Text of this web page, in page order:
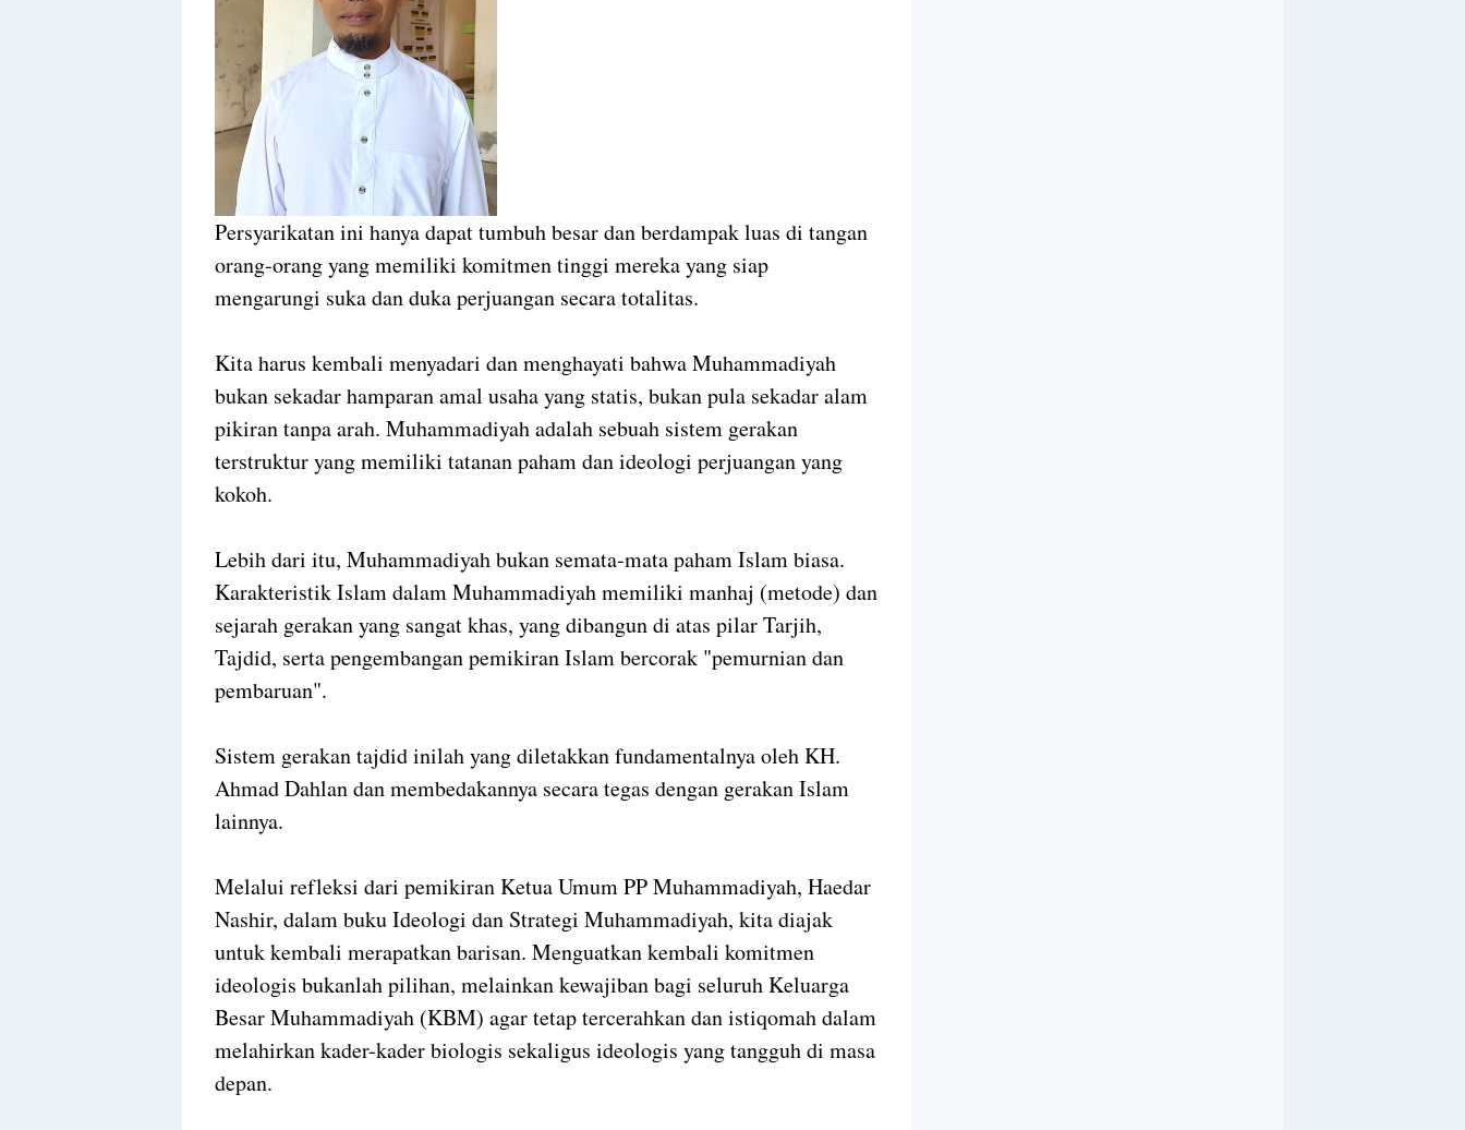
Persyarikatan ini hanya dapat tumbuh besar dan berdampak luas di tangan
orang-orang yang memiliki komitmen tinggi mereka yang siap
mengarungi suka dan duka perjuangan secara totalitas.
Kita harus kembali menyadari dan menghayati bahwa Muhammadiyah
bukan sekadar hamparan amal usaha yang statis, bukan pula sekadar alam
pikiran tanpa arah. Muhammadiyah adalah sebuah sistem gerakan
terstruktur yang memiliki tatanan paham dan ideologi perjuangan yang
kokoh.
Lebih dari itu, Muhammadiyah bukan semata-mata paham Islam biasa.
Karakteristik Islam dalam Muhammadiyah memiliki manhaj (metode) dan
sejarah gerakan yang sangat khas, yang dibangun di atas pilar Tarjih,
Tajdid, serta pengembangan pemikiran Islam bercorak "pemurnian dan
pembaruan".
Sistem gerakan tajdid inilah yang diletakkan fundamentalnya oleh KH.
Ahmad Dahlan dan membedakannya secara tegas dengan gerakan Islam
lainnya.
Melalui refleksi dari pemikiran Ketua Umum PP Muhammadiyah, Haedar
Nashir, dalam buku Ideologi dan Strategi Muhammadiyah, kita diajak
untuk kembali merapatkan barisan. Menguatkan kembali komitmen
ideologis bukanlah pilihan, melainkan kewajiban bagi seluruh Keluarga
Besar Muhammadiyah (KBM) agar tetap tercerahkan dan istiqomah dalam
melahirkan kader-kader biologis sekaligus ideologis yang tangguh di masa
depan.